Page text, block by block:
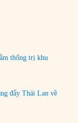
thống trị khu
đẩy Thái Lan về